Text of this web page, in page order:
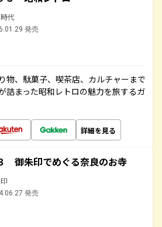
代
発売
物、駄菓子、喫茶店、カルチャーまで
詰まった昭和レトロの魅力を旅するガ
詳細を見る
御朱印でめぐる奈良のお寺
発売